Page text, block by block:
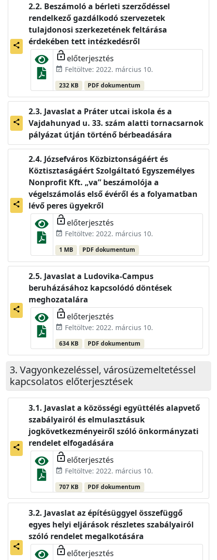
share
Beszámoló a bérleti szerződéssel
rendelkező gazdálkodó szervezetek
tulajdonosi szerkezetének feltárása
érdekében tett intézkedésről
lock_open előterjesztés
event_available Feltöltve: 2022. március 10.
232 KB PDF dokumentum
share
Javaslat a Práter utcai iskola és a
Vajdahunyad u. 33. szám alatti tornacsarnok
pályázat útján történő bérbeadására
share
Józsefváros Közbiztonságáért és
Köztisztaságáért Szolgáltató Egyszemélyes
Nonprofit Kft. „va” beszámolója a
végelszámolás első évéről és a folyamatban
lévő peres ügyekről
lock_open előterjesztés
event_available Feltöltve: 2022. március 10.
1 MB PDF dokumentum
share
Javaslat a Ludovika-Campus
beruházásához kapcsolódó döntések
meghozatalára
lock_open előterjesztés
event_available Feltöltve: 2022. március 10.
634 KB PDF dokumentum
Vagyonkezeléssel, városüzemeltetéssel
kapcsolatos előterjesztések
share
Javaslat a közösségi együttélés alapvető
szabályairól és elmulasztásuk
jogkövetkezményeiről szóló önkormányzati
rendelet elfogadására
lock_open előterjesztés
event_available Feltöltve: 2022. március 10.
707 KB PDF dokumentum
share
Javaslat az építésüggyel összefüggő
egyes helyi eljárások részletes szabályairól
szóló rendelet megalkotására
lock_open előterjesztés